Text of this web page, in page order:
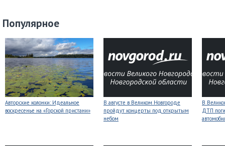
Популярное
Авторские колонки: Идеальное
воскресенье на «Горской пристани»
В августе в Великом Новгороде
пройдут концерты под открытым
небом
В
ДТП